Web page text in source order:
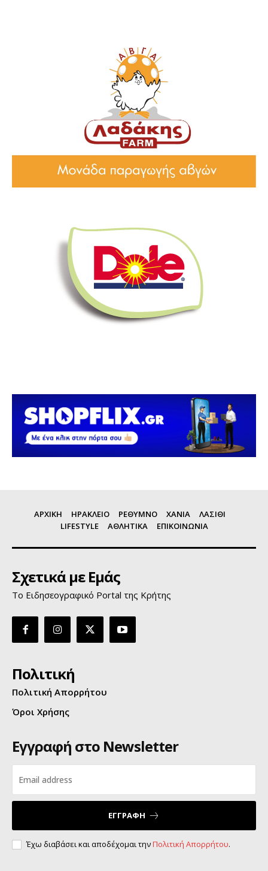
ΑΡΧΙΚΗ ΗΡΑΚΛΕΙΟ ΡΕΘΥΜΝΟ ΧΑΝΙΑ
ΛΑΣΙΘΙ
LIFESTYLE
ΑΘΛΗΤΙΚΑ ΕΠΙΚΟΙΝΩΝΙΑ
Σχετικά με Εμάς
Το Ειδησεογραφικό Portal της Κρήτης
Πολιτική
Πολιτική Απορρήτου
Όροι Χρήσης
Εγγραφή στο Newsletter
ΕΓΓΡΑΦΗ
Έχω διαβάσει και αποδέχομαι τηνΠολιτική Απορρήτου.